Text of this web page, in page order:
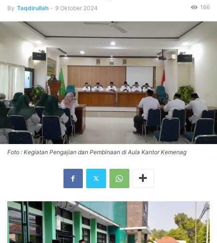
By Taqdirullah - 9 Oktober 2024 166
Foto : Kegiatan Pengajian dan Pembinaan di Aula Kantor Kemenag